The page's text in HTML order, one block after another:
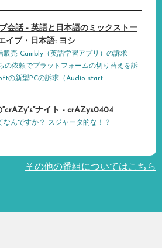
会話 - 英語と日本語のミックストー
イブ・日本語: ヨシ
販売 Cambly（英語学習アプリ）の訴求
の依頼でプラットフォームの切り替えを訴
の新型PCの訴求（Audio start...
ナイト - crAZys0404
なんですか？ スジャータ的な！？
その他の番組についてはこちら